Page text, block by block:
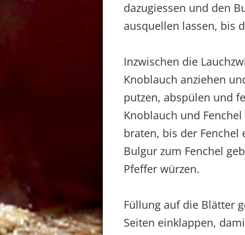
dazugiessen und den
ausquellen lassen, bis
Inzwischen die
Knoblauch anziehen
putzen, abspülen und
Knoblauch und
braten, bis der
Bulgur zum Fenchel
Pfeffer würzen.
Füllung auf die Blätter
Seiten einklappen,